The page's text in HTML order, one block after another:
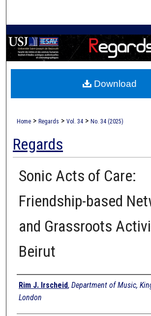
Browse Collections
My Account
About
Home > Regards > Vol. 34 > No. 34 (2025)
Regards
Sonic Acts of Care:
Friendship-based
and Grassroots
Beirut
Authors
Rim J. Irscheid, Department of Music,
London
Download